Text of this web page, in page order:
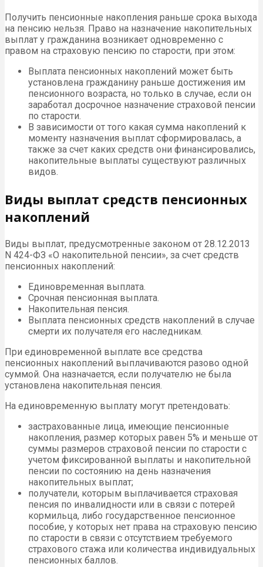
Получить пенсионные накопления раньше срока выхода
на пенсию нельзя. Право на назначение накопительных
выплат у гражданина возникает одновременно с
правом на страховую пенсию по старости, при этом:
Выплата пенсионных накоплений может быть
установлена гражданину раньше достижения им
пенсионного возраста, но только в случае, если он
заработал досрочное назначение страховой пенсии
по старости.
В зависимости от того какая сумма накоплений к
моменту назначения выплат сформировалась, а
также за счет каких средств они финансировались,
накопительные выплаты существуют различных
видов.
Виды выплат средств пенсионных
накоплений
Виды выплат, предусмотренные законом от 28.12.2013
N 424-ФЗ «О накопительной пенсии», за счет средств
пенсионных накоплений:
Единовременная выплата.
Срочная пенсионная выплата.
Накопительная пенсия.
Выплата пенсионных средств накоплений в случае
смерти их получателя его наследникам.
При единовременной выплате все средства
пенсионных накоплений выплачиваются разово одной
суммой. Она назначается, если получателю не была
установлена накопительная пенсия.
На единовременную выплату могут претендовать:
застрахованные лица, имеющие пенсионные
накопления, размер которых равен 5% и меньше от
суммы размеров страховой пенсии по старости с
учетом фиксированной выплаты и накопительной
пенсии по состоянию на день назначения
накопительных выплат;
получатели, которым выплачивается страховая
пенсия по инвалидности или в связи с потерей
кормильца, либо государственное пенсионное
пособие, у которых нет права на страховую пенсию
по старости в связи с отсутствием требуемого
страхового стажа или количества индивидуальных
пенсионных баллов.